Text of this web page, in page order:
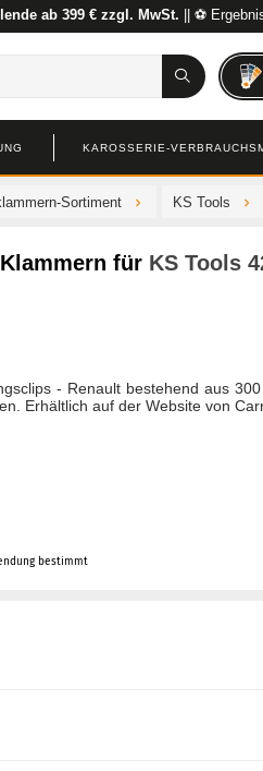
ab 399 € zzgl. MwSt. || ⚽
KAROSSERIE-
Sortiment KS Tools
für KS Tools
- Renault bestehend aus
Erhältlich auf der Website von
bestimmt